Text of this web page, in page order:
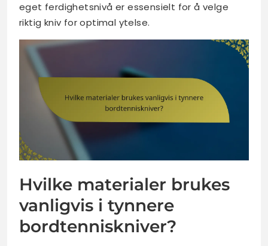
eget ferdighetsnivå er essensielt for å velge
riktig kniv for optimal ytelse.
Hvilke materialer brukes
vanligvis i tynnere
bordtenniskniver?